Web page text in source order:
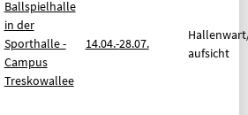
Ballspielhalle
in der
Sporthalle -
Campus
Treskowallee
14.04.-28.07.
aufsicht